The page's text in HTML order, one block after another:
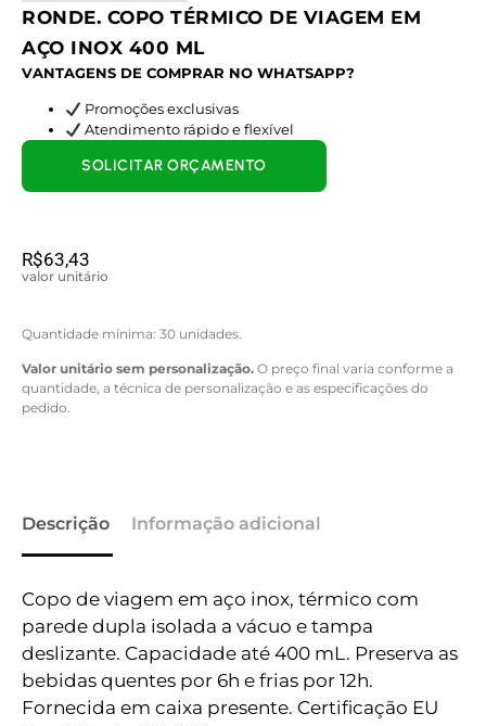
RONDE. COPO TÉRMICO DE VIAGEM EM
AÇO INOX 400 ML
VANTAGENS DE COMPRAR NO WHATSAPP?
Promoções exclusivas
Atendimento rápido e flexível
R$63,43
valor unitário
Quantidade mínima: 30 unidades.
Valor unitário sem personalização. O preço final varia conforme a
quantidade, a técnica de personalização e as especificações do
pedido.
SOLICITAR ORÇAMENTO
Descrição Informação adicional
Copo de viagem em aço inox, térmico com
parede dupla isolada a vácuo e tampa
deslizante. Capacidade até 400 mL. Preserva as
bebidas quentes por 6h e frias por 12h.
Fornecida em caixa presente. Certificação EU